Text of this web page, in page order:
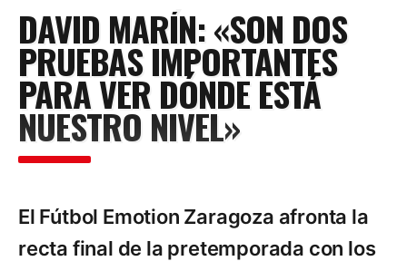
Food & Drink
Features
News
Contacts
DAVID MARÍN: «SON DOS
PRUEBAS IMPORTANTES
PARA VER DÓNDE ESTÁ
NUESTRO NIVEL»
El Fútbol Emotion Zaragoza afronta la
recta final de la pretemporada con los